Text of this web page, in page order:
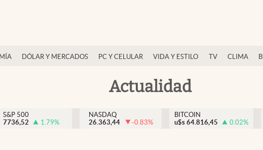
DÓLAR Y MERCADOS PC Y CELULAR VIDA Y ESTILO TV CLIMA
Actualidad
S&P 500
7736,52
1.79%
NASDAQ
26.363,44
-0.83%
BITCOIN
u$s 64.816,45 0.02%